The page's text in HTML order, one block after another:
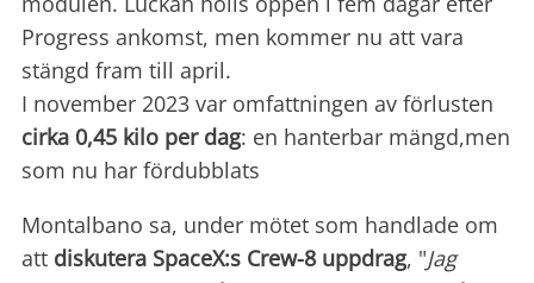
Progress ankomst, men kommer nu att vara
stängd fram till april.
I november 2023 var omfattningen av förlusten
cirka 0,45 kilo per dag: en hanterbar mängd,men
som nu har fördubblats
Montalbano sa, under mötet som handlade om
att diskutera SpaceX:s Crew-8 uppdrag, "Jag